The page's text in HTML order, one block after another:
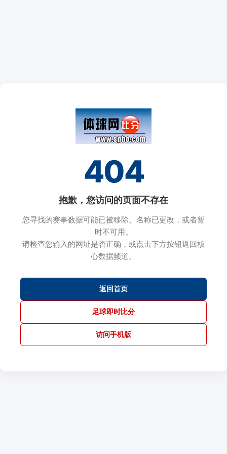
404
抱歉，您访问的页面不存在
您寻找的赛事数据可能已被移除、名称已更改，或者暂
时不可用。
请检查您输入的网址是否正确，或点击下方按钮返回核
心数据频道。
返回首页
足球即时比分
访问手机版